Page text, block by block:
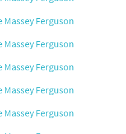
Ferguson
Ferguson
Ferguson
Ferguson
Ferguson